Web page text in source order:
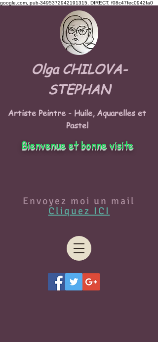
google.com, pub-3495372942191315, DIRECT, f08c47fec0942fa0
Olga CHILOVA-
STEPHAN
Artiste Peintre - Huile, Aquarelles et
Pastel
Envoyez moi un mail
Cliquez ICI
Bienvenue et bonne visite